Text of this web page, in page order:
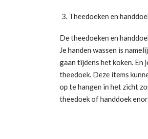
Theedoeken en
De theedoeken en
Je handen wassen is
gaan tijdens het koken. En
theedoek. Deze items
op te hangen in het zicht
theedoek of handdoek